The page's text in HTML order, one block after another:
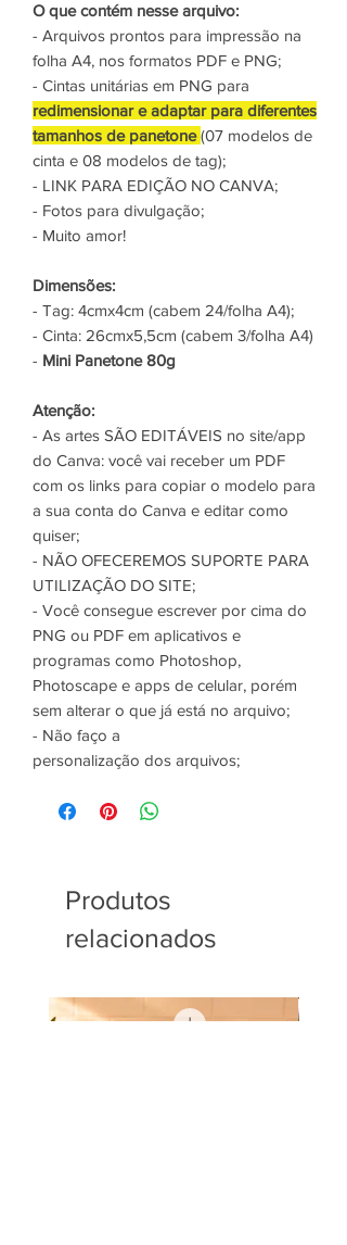
O que contém nesse arquivo:
- Arquivos prontos para impressão na
folha A4, nos formatos PDF e PNG;
- Cintas unitárias em PNG para
redimensionar e adaptar para diferentes
tamanhos de panetone(07 modelos de
cinta e 08 modelos de tag);
- LINK PARA EDIÇÃO NO CANVA;
- Fotos para divulgação;
- Muito amor!
Dimensões:
- Tag: 4cmx4cm (cabem 24/folha A4);
- Cinta: 26cmx5,5cm (cabem 3/folha A4)
- Mini Panetone 80g
Atenção:
- As artes SÃO EDITÁVEIS no site/app
do Canva: você vai receber um PDF
com os links para copiar o modelo para
a sua conta do Canva e editar como
quiser;
- NÃO OFECEREMOS SUPORTE PARA
UTILIZAÇÃO DO SITE;
- Você consegue escrever por cima do
PNG ou PDF em aplicativos e
programas como Photoshop,
Photoscape e apps de celular, porém
sem alterar o que já está no arquivo;
- Não faço a
personalização dos arquivos;
Produtos
relacionados